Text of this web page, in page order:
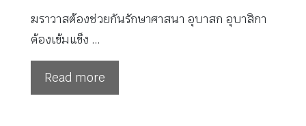
ฆราวาสต้องช่วยกันรักษาศาสนา อุบาสก อุบาสิกา
ต้องเข้มแข็ง …
Read more